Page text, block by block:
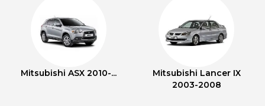
Mitsubishi ASX 2010-...
Mitsubishi Lancer IX
2003-2008